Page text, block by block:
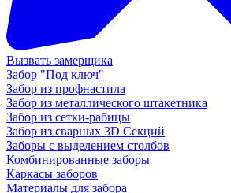
Вызвать замерщика
Забор "Под ключ"
Забор из профнастила
Забор из металлического штакетника
Забор из сетки-рабицы
Забор из сварных 3D Секций
Заборы с выделением столбов
Комбинированные заборы
Каркасы заборов
Материалы для забора